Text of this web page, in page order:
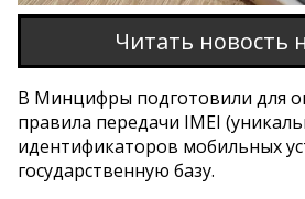
Читать новость
В Минцифры подготовили для
правила передачи IMEI
идентификаторов мобильных
государственную базу.